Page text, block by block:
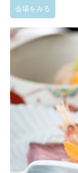
会場をみる